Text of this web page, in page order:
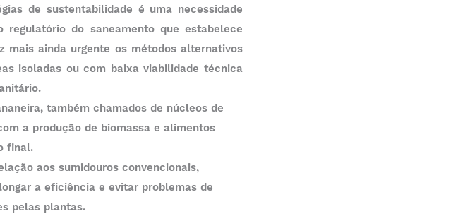
de sustentabilidade é uma necessidade
do saneamento que estabelece
mais ainda urgente os métodos alternativos
isoladas ou com baixa viabilidade técnica
também chamados de núcleos de
a produção de biomassa e alimentos
final.
aos sumidouros convencionais,
a eficiência e evitar problemas de
pelas plantas.